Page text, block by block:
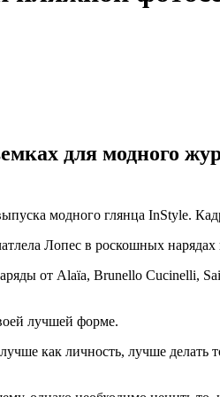
для модного
модного глянца InStyle.
Лопес в роскошных нарядах
от Alaïa, Brunello Cucinelli,
лучшей форме.
как личность, лучше